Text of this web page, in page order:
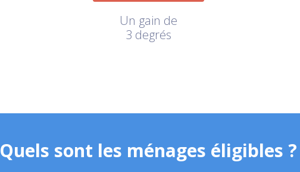
Un gain de
3 degrés
Quels sont les ménages éligibles ?